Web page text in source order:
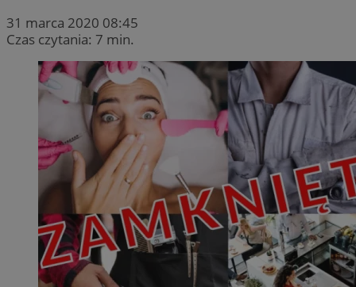
31 marca 2020 08:45
Czas czytania: 7 min.